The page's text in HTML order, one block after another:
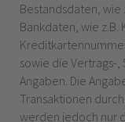
Bestandsdaten, wie
Bankdaten, wie
sowie die Vertrags-
Angaben. Die
Transaktionen
werden jedoch nur